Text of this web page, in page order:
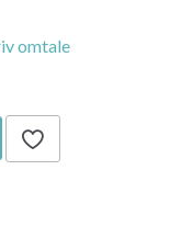
omtale